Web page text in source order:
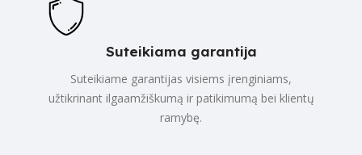
Suteikiama garantija
Suteikiame garantijas visiems įrenginiams,
užtikrinant ilgaamžiškumą ir patikimumą bei klientų
ramybę.